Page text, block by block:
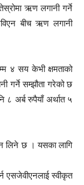
ऋण लगानी गर्ने
बीच ऋण लगानी
४ सय केभी क्षमताको
गर्ने सम्झौता गरेको छ
८ अर्ब रुपैयाँ अर्थात ५
लिने छ । यसका लागि
एसजेवीएनलाई स्वीकृत